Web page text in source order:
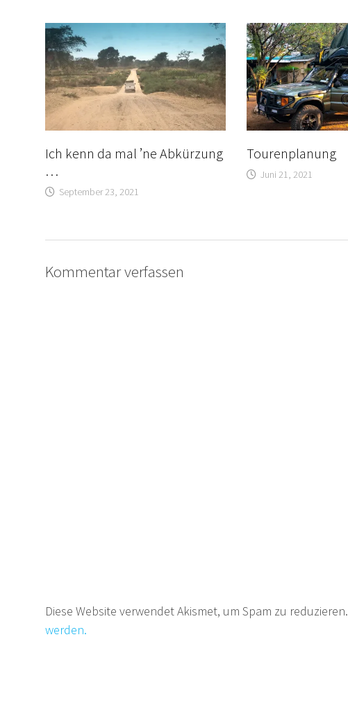
Ich kenn da mal ’ne Abkürzung
…
September 23, 2021
Tourenplanung
Juni 21, 2021
Kommentar verfassen
Diese Website verwendet Akismet, um Spam zu reduzieren.
werden.